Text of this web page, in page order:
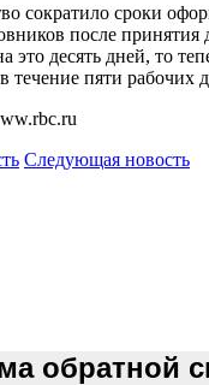
сократило сроки
после принятия
это десять дней, то
течение пяти рабочих
Следующая новость
обратной